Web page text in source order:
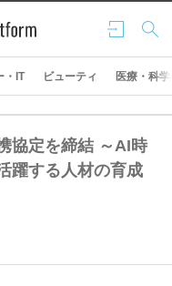
ログ
イン
検索
・IT ビューティ 医療・科学
協定を締結 ～AI時
躍する人材の育成